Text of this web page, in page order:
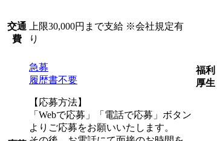
交通
費
上限30,000円まで支給 ※会社規定有
り
急募
履歴書不要
【応募方法】
「Webで応募」「電話で応募」ボタン
よりご応募をお願いいたします。
福利
厚生